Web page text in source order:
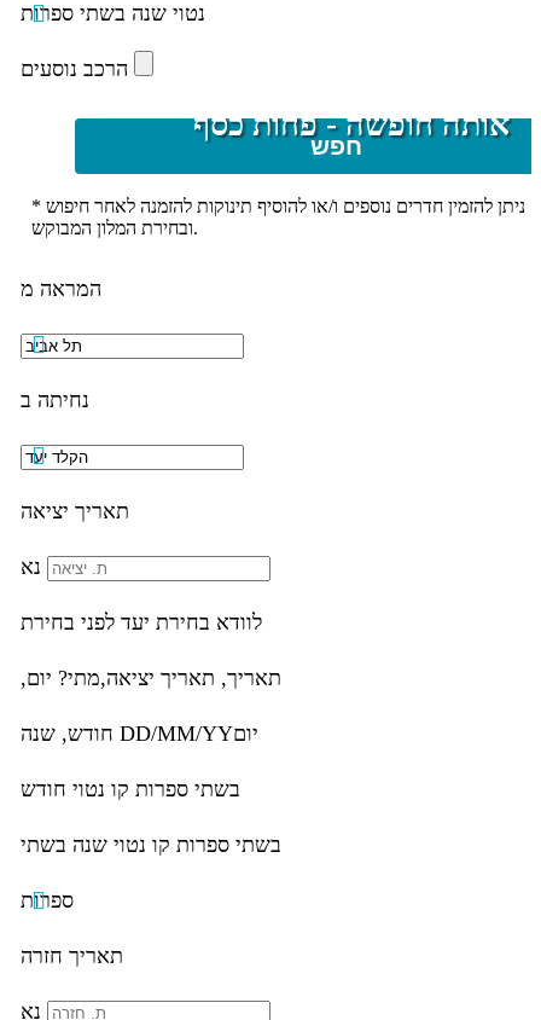
נטוי שנה בשתי ספרות
הרכב נוסעים
חפש
* ניתן להזמין חדרים נוספים ו/או להוסיף תינוקות להזמנה לאחר חיפוש
ובחירת המלון המבוקש.
אותה חופשה - פחות כסף
המראה מ
נחיתה ב
תאריך יציאה
נא
לוודא בחירת יעד לפני בחירת
תאריך, תאריך יציאה,מתי? יום,
DD/MM/YYיום
בשתי ספרות קו נטוי חודש
בשתי ספרות קו נטוי שנה בשתי
ספרות
תאריך חזרה
נא